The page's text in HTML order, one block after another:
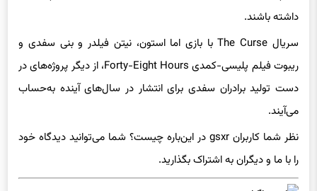
فیلم‌نامه، ساخت موسیقی متن و تصویربرداری این فیلم حضور
داشته باشند.
سریال The Curse با بازی اما استون، نیتن فیلدر و بنی سفدی و
ریبوت فیلم پلیسی-کمدی Forty-Eight Hours، از دیگر پرو‌ژه‌های در
دست تولید برادران سفدی برای انتشار در سال‌های آینده به‌حساب
می‌آيند.
نظر شما کاربران gsxr در این‌باره چیست؟ شما می‌توانید دیدگاه خود
را با ما و دیگران به اشتراک بگذارید.